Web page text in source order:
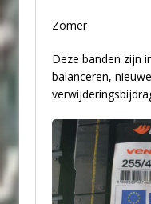
Zomer
Deze banden zijn
balanceren,